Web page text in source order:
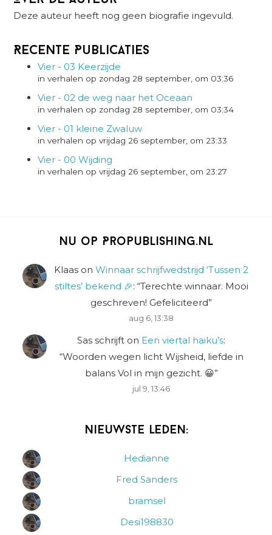
Deze auteur heeft nog geen biografie ingevuld.
Recente Publicaties
Vier - 03 Keerzijde
in verhalen op zondag 28 september, om 03:36
Vier - 02 de weg naar het Oceaan
in verhalen op zondag 28 september, om 03:34
Vier - 01 kleine Zwaluw
in verhalen op vrijdag 26 september, om 23:33
Vier - 00 Wijding
in verhalen op vrijdag 26 september, om 23:27
Nu op Propublishing.nl
Klaas on Winnaar schrijfwedstrijd ‘Tussen 2
stiltes’ bekend 🎉: “Terechte winnaar. Mooi
geschreven! Gefeliciteerd”
aug 6, 13:38
Sas schrijft on Een viertal haiku’s:
“Woorden wegen licht Wijsheid, liefde in
balans Vol in mijn gezicht. 😀”
jul 9, 13:46
Nieuwste leden:
Hedianne
Fred Sanders
bramsel
Desi198830